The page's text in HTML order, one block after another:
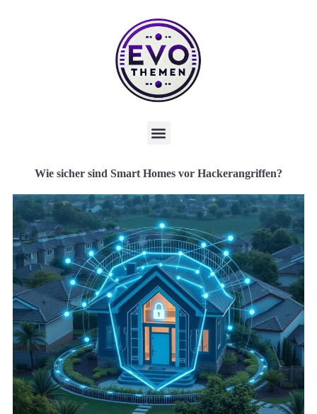
Wie sicher sind Smart Homes vor Hackerangriffen?